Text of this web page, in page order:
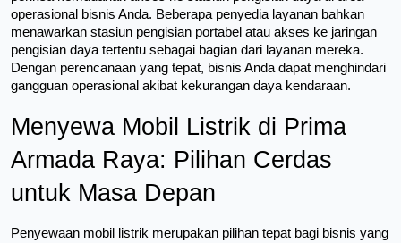
operasional bisnis Anda. Beberapa penyedia layanan bahkan
menawarkan stasiun pengisian portabel atau akses ke jaringan
pengisian daya tertentu sebagai bagian dari layanan mereka.
Dengan perencanaan yang tepat, bisnis Anda dapat menghindari
gangguan operasional akibat kekurangan daya kendaraan.
Menyewa Mobil Listrik di Prima
Armada Raya: Pilihan Cerdas
untuk Masa Depan
Penyewaan mobil listrik merupakan pilihan tepat bagi bisnis yang